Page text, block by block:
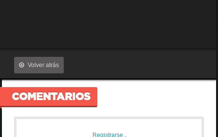
Volver atrás
COMENTARIOS
Registrarse ,